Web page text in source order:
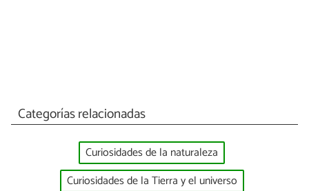
Categorías relacionadas
Curiosidades de la naturaleza
Curiosidades de la Tierra y el universo